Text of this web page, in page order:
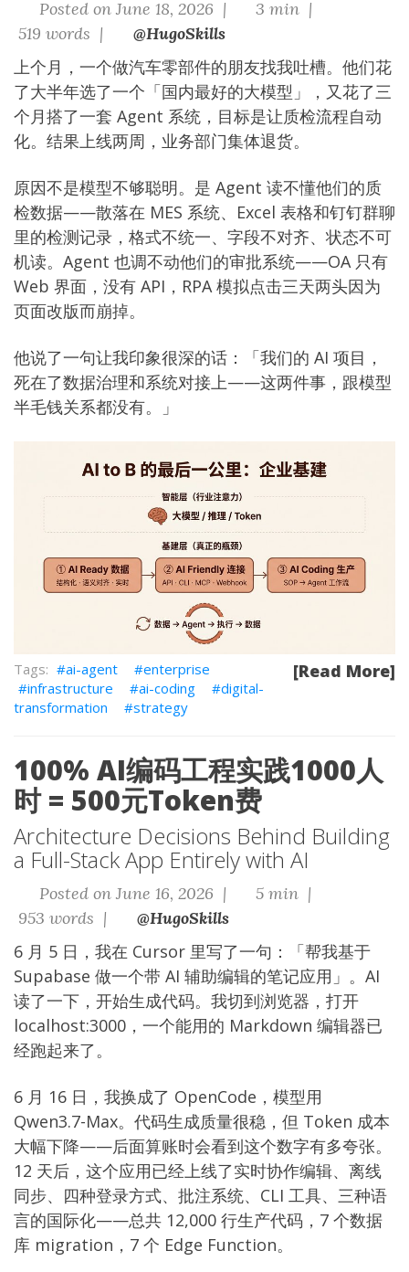
Posted on June 18, 2026 |
3 min |
519 words |
@HugoSkills
上个月，一个做汽车零部件的朋友找我吐槽。他们花
了大半年选了一个「国内最好的大模型」，又花了三
个月搭了一套 Agent 系统，目标是让质检流程自动
化。结果上线两周，业务部门集体退货。
原因不是模型不够聪明。是 Agent 读不懂他们的质
检数据——散落在 MES 系统、Excel 表格和钉钉群聊
里的检测记录，格式不统一、字段不对齐、状态不可
机读。Agent 也调不动他们的审批系统——OA 只有
Web 界面，没有 API，RPA 模拟点击三天两头因为
页面改版而崩掉。
他说了一句让我印象很深的话：「我们的 AI 项目，
死在了数据治理和系统对接上——这两件事，跟模型
半毛钱关系都没有。」
[Read More]
ai-agent
enterprise
infrastructure
ai-coding
digital-
transformation
strategy
100% AI编码工程实践1000人
时 = 500元Token费
Architecture Decisions Behind Building
a Full-Stack App Entirely with AI
Posted on June 16, 2026 |
5 min |
953 words |
@HugoSkills
6 月 5 日，我在 Cursor 里写了一句：「帮我基于
Supabase 做一个带 AI 辅助编辑的笔记应用」。AI
读了一下，开始生成代码。我切到浏览器，打开
localhost:3000，一个能用的 Markdown 编辑器已
经跑起来了。
6 月 16 日，我换成了 OpenCode，模型用
Qwen3.7-Max。代码生成质量很稳，但 Token 成本
大幅下降——后面算账时会看到这个数字有多夸张。
12 天后，这个应用已经上线了实时协作编辑、离线
同步、四种登录方式、批注系统、CLI 工具、三种语
言的国际化——总共 12,000 行生产代码，7 个数据
库 migration，7 个 Edge Function。